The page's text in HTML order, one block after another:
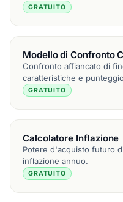
GRATUITO
Modello di Confronto
Confronto affiancato di
caratteristiche e
GRATUITO
Calcolatore Inflazione
Potere d'acquisto futuro
inflazione annuo.
GRATUITO